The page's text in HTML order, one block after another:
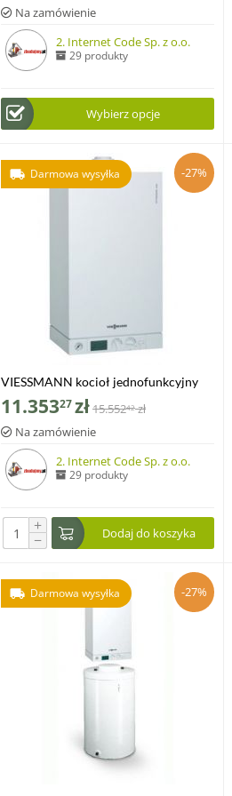
Na zamówienie
2. Internet Code Sp. z o.o.
29 produkty
Wybierz opcje
Darmowa wysyłka -27%
VIESSMANN kocioł jednofunkcyjny
VITODENS 100-W 8,8-35 kW
11.35327zł15.55242 zł
Na zamówienie
2. Internet Code Sp. z o.o.
29 produkty
+
− Dodaj do koszyka
Darmowa wysyłka -27%